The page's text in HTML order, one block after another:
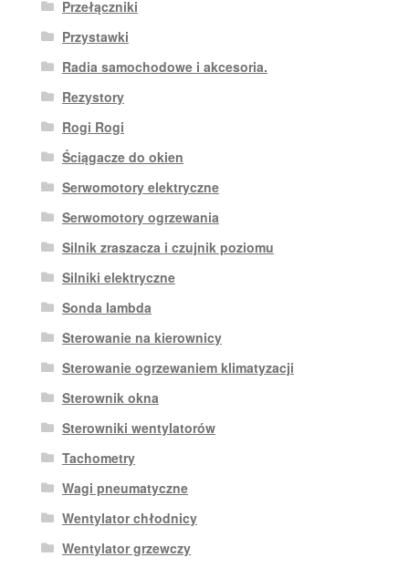
Przełączniki
Przystawki
Radia samochodowe i akcesoria.
Rezystory
Rogi Rogi
Ściągacze do okien
Serwomotory elektryczne
Serwomotory ogrzewania
Silnik zraszacza i czujnik poziomu
Silniki elektryczne
Sonda lambda
Sterowanie na kierownicy
Sterowanie ogrzewaniem klimatyzacji
Sterownik okna
Sterowniki wentylatorów
Tachometry
Wagi pneumatyczne
Wentylator chłodnicy
Wentylator grzewczy